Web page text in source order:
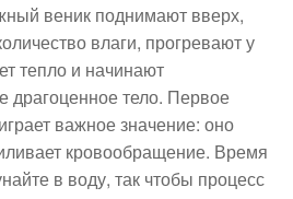
веник поднимают вверх,
влаги, прогревают у
тепло и начинают
драгоценное тело. Первое
важное значение: оно
кровообращение. Время
в воду, так чтобы процесс